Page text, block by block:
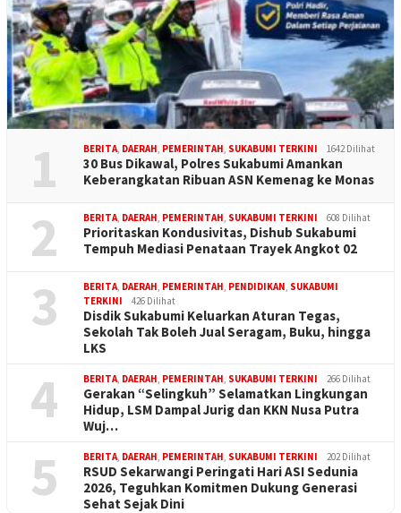
1 BERITA DAERAH PEMERINTAH SUKABUMI TERKINI 1642 Dilihat
30 Bus Dikawal, Polres Sukabumi Amankan
Keberangkatan Ribuan ASN Kemenag ke Monas
2 BERITA DAERAH PEMERINTAH SUKABUMI TERKINI 608 Dilihat
Prioritaskan Kondusivitas, Dishub Sukabumi
Tempuh Mediasi Penataan Trayek Angkot 02
3 BERITA DAERAH PEMERINTAH PENDIDIKAN SUKABUMI
TERKINI
426 Dilihat
Disdik Sukabumi Keluarkan Aturan Tegas,
Sekolah Tak Boleh Jual Seragam, Buku, hingga
LKS
4 BERITA DAERAH PEMERINTAH SUKABUMI TERKINI 266 Dilihat
Gerakan “Selingkuh” Selamatkan Lingkungan
Hidup, LSM Dampal Jurig dan KKN Nusa Putra
Wuj…
5 BERITA DAERAH PEMERINTAH SUKABUMI TERKINI 202 Dilihat
RSUD Sekarwangi Peringati Hari ASI Sedunia
2026, Teguhkan Komitmen Dukung Generasi
Sehat Sejak Dini